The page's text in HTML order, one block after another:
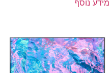
מידע נוסף